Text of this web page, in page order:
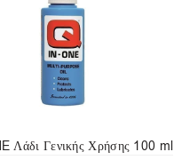
Λάδι Γενικής Χρήσης 100 ml